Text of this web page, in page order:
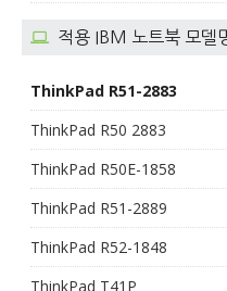
적용 IBM 노트북 모델
ThinkPad R51-2883
ThinkPad R50 2883
ThinkPad R50E-1858
ThinkPad R51-2889
ThinkPad R52-1848
ThinkPad T41P